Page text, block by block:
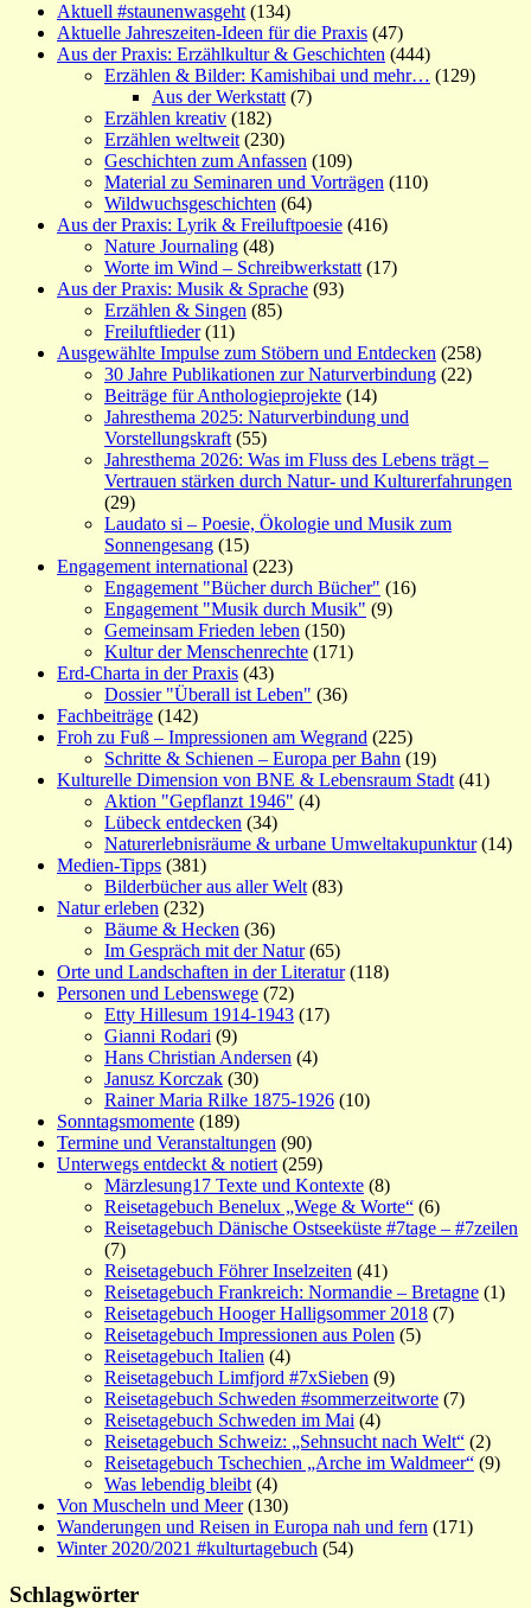
Aktuell #staunenwasgeht (134)
Aktuelle Jahreszeiten-Ideen für die Praxis (47)
Aus der Praxis: Erzählkultur & Geschichten (444)
Erzählen & Bilder: Kamishibai und mehr… (129)
Aus der Werkstatt (7)
Erzählen kreativ (182)
Erzählen weltweit (230)
Geschichten zum Anfassen (109)
Material zu Seminaren und Vorträgen (110)
Wildwuchsgeschichten (64)
Aus der Praxis: Lyrik & Freiluftpoesie (416)
Nature Journaling (48)
Worte im Wind – Schreibwerkstatt (17)
Aus der Praxis: Musik & Sprache (93)
Erzählen & Singen (85)
Freiluftlieder(11)
Ausgewählte Impulse zum Stöbern und Entdecken (258)
30 Jahre Publikationen zur Naturverbindung (22)
Beiträge für Anthologieprojekte (14)
Jahresthema 2025: Naturverbindung und
Vorstellungskraft (55)
Jahresthema 2026: Was im Fluss des Lebens trägt –
Vertrauen stärken durch Natur- und Kulturerfahrungen
(29)
Laudato si – Poesie, Ökologie und Musik zum
Sonnengesang (15)
Engagement international (223)
Engagement "Bücher durch Bücher" (16)
Engagement "Musik durch Musik" (9)
Gemeinsam Frieden leben (150)
Kultur der Menschenrechte (171)
Erd-Charta in der Praxis (43)
Dossier "Überall ist Leben" (36)
Fachbeiträge (142)
Froh zu Fuß – Impressionen am Wegrand (225)
Schritte & Schienen – Europa per Bahn (19)
Kulturelle Dimension von BNE & Lebensraum Stadt (41)
Aktion "Gepflanzt 1946" (4)
Lübeck entdecken (34)
Naturerlebnisräume & urbane Umweltakupunktur(14)
Medien-Tipps (381)
Bilderbücher aus aller Welt (83)
Natur erleben (232)
Bäume & Hecken (36)
Im Gespräch mit der Natur(65)
Orte und Landschaften in der Literatur(118)
Personen und Lebenswege (72)
Etty Hillesum 1914-1943 (17)
Gianni Rodari (9)
Hans Christian Andersen (4)
Janusz Korczak (30)
Rainer Maria Rilke 1875-1926 (10)
Sonntagsmomente (189)
Termine und Veranstaltungen (90)
Unterwegs entdeckt & notiert (259)
Märzlesung17 Texte und Kontexte (8)
Reisetagebuch Benelux „Wege & Worte“ (6)
Reisetagebuch Dänische Ostseeküste #7tage – #7zeilen
(7)
Reisetagebuch Föhrer Inselzeiten (41)
Reisetagebuch Frankreich: Normandie – Bretagne (1)
Reisetagebuch Hooger Halligsommer 2018 (7)
Reisetagebuch Impressionen aus Polen (5)
Reisetagebuch Italien (4)
Reisetagebuch Limfjord #7xSieben (9)
Reisetagebuch Schweden #sommerzeitworte (7)
Reisetagebuch Schweden im Mai (4)
Reisetagebuch Schweiz: „Sehnsucht nach Welt“ (2)
Reisetagebuch Tschechien „Arche im Waldmeer“ (9)
Was lebendig bleibt (4)
Von Muscheln und Meer(130)
Wanderungen und Reisen in Europa nah und fern (171)
Winter 2020/2021 #kulturtagebuch (54)
Schlagwörter